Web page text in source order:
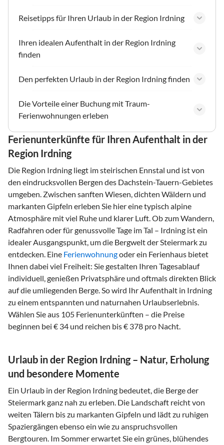
Reisetipps für Ihren Urlaub in der Region Irdning
Ihren idealen Aufenthalt in der Region Irdning
finden
Den perfekten Urlaub in der Region Irdning finden
Die Vorteile einer Buchung mit Traum-
Ferienwohnungen erleben
Ferienunterkünfte für Ihren Aufenthalt in der
Region Irdning
Die Region Irdning liegt im steirischen Ennstal und ist von
den eindrucksvollen Bergen des Dachstein-Tauern-Gebietes
umgeben. Zwischen sanften Wiesen, dichten Wäldern und
markanten Gipfeln erleben Sie hier eine typisch alpine
Atmosphäre mit viel Ruhe und klarer Luft. Ob zum Wandern,
Radfahren oder für genussvolle Tage im Tal – Irdning ist ein
idealer Ausgangspunkt, um die Bergwelt der Steiermark zu
entdecken. Eine Ferienwohnungoder ein Ferienhaus bietet
Ihnen dabei viel Freiheit: Sie gestalten Ihren Tagesablauf
individuell, genießen Privatsphäre und oftmals direkten Blick
auf die umliegenden Berge. So wird Ihr Aufenthalt in Irdning
zu einem entspannten und naturnahen Urlaubserlebnis.
Wählen Sie aus 105 Ferienunterkünften – die Preise
beginnen bei € 34 und reichen bis € 378 pro Nacht.
Urlaub in der Region Irdning – Natur, Erholung
und besondere Momente
Ein Urlaub in der Region Irdning bedeutet, die Berge der
Steiermark ganz nah zu erleben. Die Landschaft reicht von
weiten Tälern bis zu markanten Gipfeln und lädt zu ruhigen
Spaziergängen ebenso ein wie zu anspruchsvollen
Bergtouren. Im Sommer erwartet Sie ein grünes, blühendes